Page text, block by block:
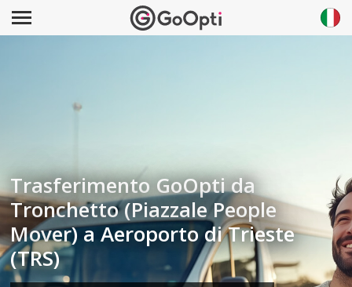
Trasferimento GoOpti da
Tronchetto (Piazzale People
Mover) a Aeroporto di Trieste
(TRS)